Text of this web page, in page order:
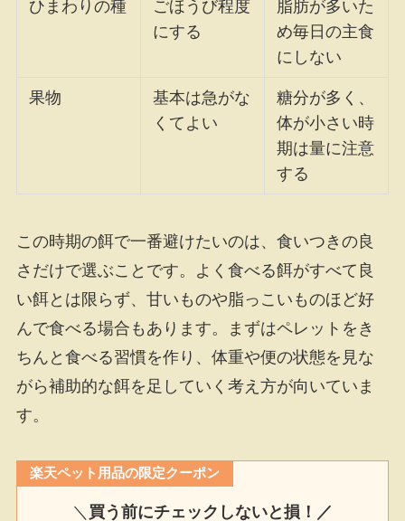
ひまわりの種
ごほうび程度
にする
脂肪が多いた
め毎日の主食
にしない
果物
基本は急がな
くてよい
糖分が多く、
体が小さい時
期は量に注意
する
この時期の餌で一番避けたいのは、食いつきの良
さだけで選ぶことです。よく食べる餌がすべて良
い餌とは限らず、甘いものや脂っこいものほど好
んで食べる場合もあります。まずはペレットをき
ちんと食べる習慣を作り、体重や便の状態を見な
がら補助的な餌を足していく考え方が向いていま
す。
楽天ペット用品の限定クーポン
＼ 買う前にチェックしないと損！／